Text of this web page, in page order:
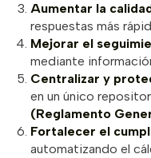
Aumentar la
respuestas más
Mejorar el
mediante
Centralizar y
en un único
(Reglamento
Fortalecer el
automatizando el